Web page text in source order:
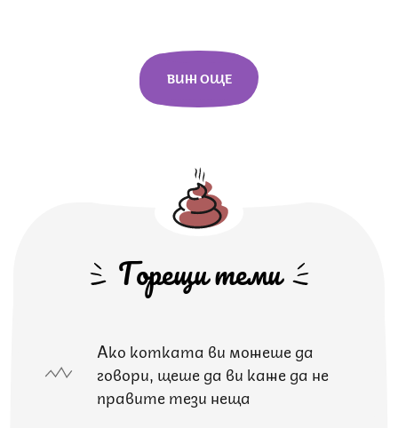
ВИЖ ОЩЕ
Горещи теми
Ако котката ви можеше да
говори, щеше да ви каже да не
правите тези неща